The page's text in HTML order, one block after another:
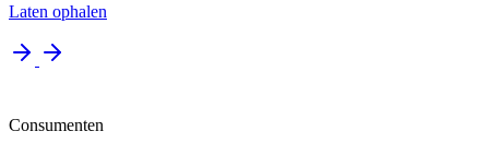
Laten ophalen
Consumenten